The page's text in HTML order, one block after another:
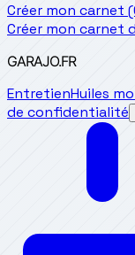
Créer mon carnet
Créer mon carnet
GARAJO.FR
EntretienHuiles
de confidentialité